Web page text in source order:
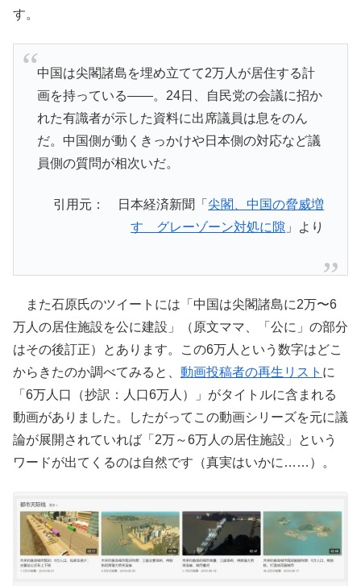
す。
中国は尖閣諸島を埋め立てて2万人が居住する計
画を持っている――。24日、自民党の会議に招か
れた有識者が示した資料に出席議員は息をのん
だ。中国側が動くきっかけや日本側の対応など議
員側の質問が相次いだ。
引用元： 日本経済新聞「 尖閣、中国の脅威増
す グレーゾーン対処に隙 」より
また石原氏のツイートには「中国は尖閣諸島に2万〜6
万人の居住施設を公に建設」（原文ママ、「公に」の部分
はその後訂正）とあります。この6万人という数字はどこ
からきたのか調べてみると、 動画投稿者の再生リスト に
「6万人口（抄訳：人口6万人）」がタイトルに含まれる
動画がありました。したがってこの動画シリーズを元に議
論が展開されていれば「2万～6万人の居住施設」という
ワードが出てくるのは自然です（真実はいかに……）。